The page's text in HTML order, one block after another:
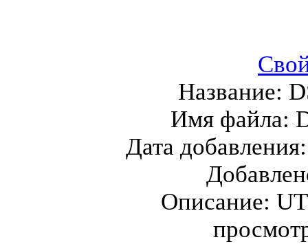
Название:
Имя файла:
Дата
Описание: